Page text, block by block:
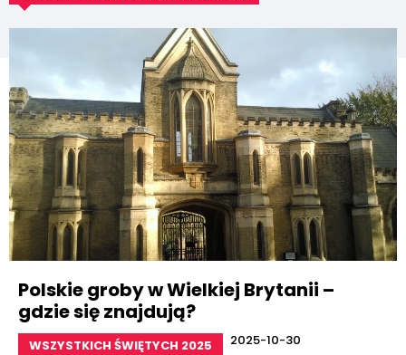
Polskie groby w Wielkiej Brytanii –
gdzie się znajdują?
WSZYSTKICH ŚWIĘTYCH 2025 2025-10-30